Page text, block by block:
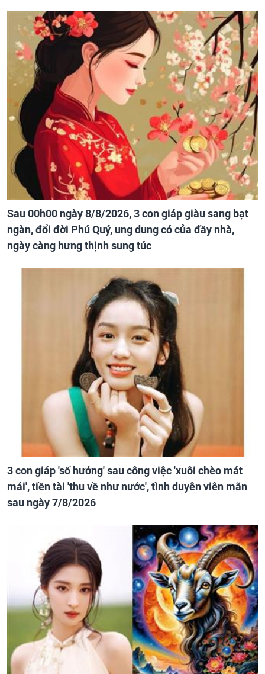
Sau 00h00 ngày 8/8/2026, 3 con giáp giàu sang bạt
ngàn, đổi đời Phú Quý, ung dung có của đầy nhà,
ngày càng hưng thịnh sung túc
3 con giáp 'số hưởng' sau công việc 'xuôi chèo mát
mái', tiền tài 'thu về như nước', tình duyên viên mãn
sau ngày 7/8/2026